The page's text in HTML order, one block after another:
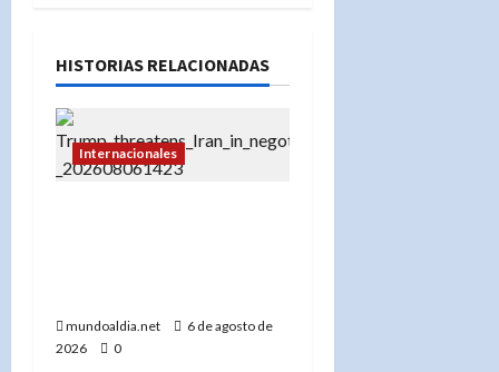
HISTORIAS RELACIONADAS
Internacionales
mundoaldia.net
6 de agosto de
2026
0